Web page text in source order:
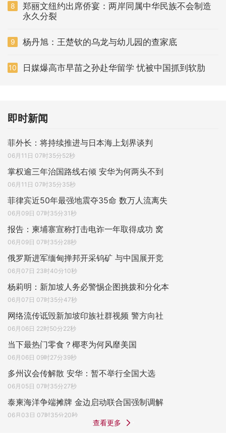
8
郑丽文纽约出席侨宴：两岸同属中华民族不会制造
永久分裂
9 杨丹旭：王楚钦的乌龙与幼儿园的查家底
10 日媒爆高市早苗之孙赴华留学 忧被中国抓到软肋
即时新闻
菲外长：将持续推进与日本海上划界谈判
06月11日 07时35分52秒
掌权逾三年治国路线右倾 安华为何两头不到
06月11日 07时35分35秒
菲律宾近50年最强地震夺35命 数万人流离失
06月09日 07时35分31秒
报告：柬埔寨宣称打击电诈一年取得成功 窝
06月09日 07时35分28秒
俄罗斯进军缅甸掸邦开采钨矿 与中国展开竞
06月07日 23时40分10秒
杨莉明：新加坡人务必警惕企图挑拨和分化本
06月07日 07时35分47秒
网络流传诋毁新加坡印族社群视频 警方向社
06月06日 22时50分22秒
当下最热门零食？椰枣为何风靡美国
06月06日 09时27分39秒
多州议会传解散 安华：暂不举行全国大选
06月05日 07时35分27秒
泰柬海洋争端摊牌 金边启动联合国强制调解
06月03日 07时35分20秒
查看更多